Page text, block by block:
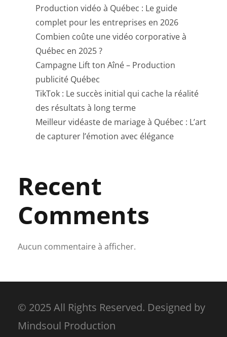
Production vidéo à Québec : Le guide
complet pour les entreprises en 2026
Combien coûte une vidéo corporative à
Québec en 2025 ?
Campagne Lift ton Aîné – Production
publicité Québec
TikTok : Le succès initial qui cache la réalité
des résultats à long terme
Meilleur vidéaste de mariage à Québec : L’art
de capturer l’émotion avec élégance
Recent
Comments
Aucun commentaire à afficher.
© 2025 All Rights Reserved. Designed by
Mindsoul Production